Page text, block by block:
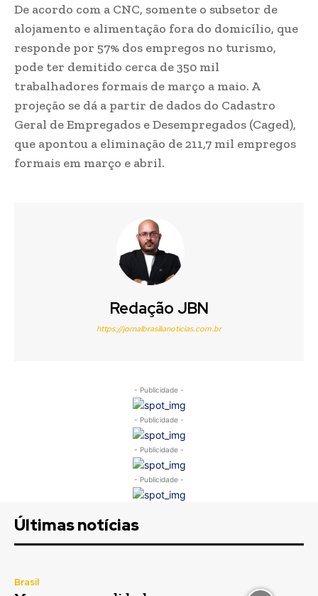
De acordo com a CNC, somente o subsetor de
alojamento e alimentação fora do domicílio, que
responde por 57% dos empregos no turismo,
pode ter demitido cerca de 350 mil
trabalhadores formais de março a maio. A
projeção se dá a partir de dados do Cadastro
Geral de Empregados e Desempregados (Caged),
que apontou a eliminação de 211,7 mil empregos
formais em março e abril.
Redação JBN
https://jornalbrasilianoticias.com.br
- Publicidade -
- Publicidade -
- Publicidade -
- Publicidade -
Últimas notícias
Brasil